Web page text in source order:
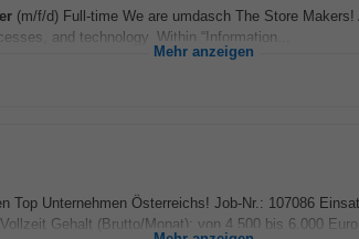
(m/f/d) Full-time We are umdasch The Store
and technology. Within “Information...
Mehr anzeigen
Top Unternehmen Österreichs! Job-Nr.: 107086
Gehalt (Brutto/Monat): von 4.500 bis 6.000 Euro